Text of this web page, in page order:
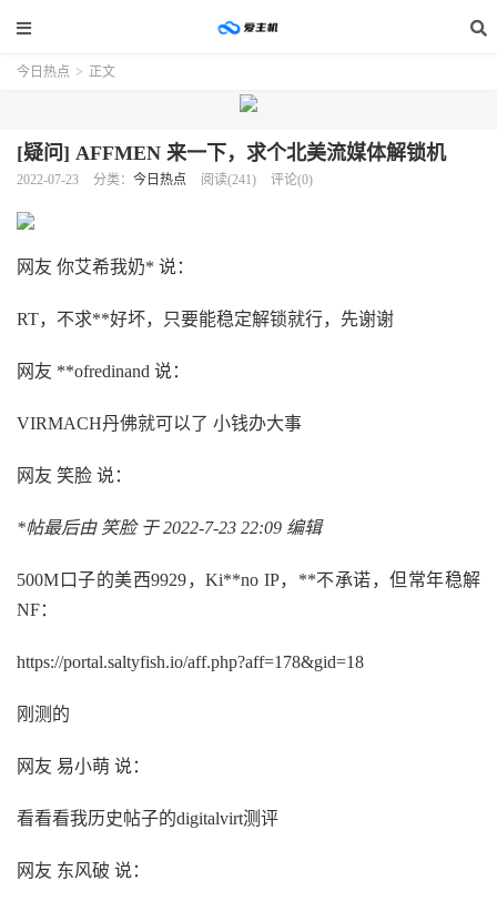
今日热点 > 正文
[疑问] AFFMEN 来一下，求个北美流媒体解锁机
2022-07-23 分类： 今日热点 阅读(241) 评论(0)
网友 你艾希我奶* 说：
RT，不求**好坏，只要能稳定解锁就行，先谢谢
网友 **ofredinand 说：
VIRMACH丹佛就可以了 小钱办大事
网友 笑脸 说：
*帖最后由 笑脸 于 2022-7-23 22:09 编辑
500M口子的美西9929，Ki**no IP，**不承诺，但常年稳解
NF：
https://portal.saltyfish.io/aff.php?aff=178&gid=18
刚测的
网友 易小萌 说：
看看看我历史帖子的digitalvirt测评
网友 东风破 说：